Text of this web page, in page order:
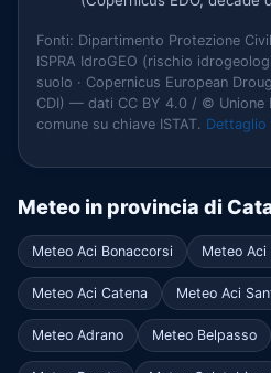
Fonti: Dipartimento Protezione
ISPRA IdroGEO (rischio
suolo · Copernicus European
CDI) — dati CC BY 4.0 / © Unione
comune su chiave ISTAT. Dettaglio
Meteo in provincia di
Meteo Aci Bonaccorsi Meteo Aci
Meteo Aci Catena Meteo Aci
Meteo Adrano Meteo Belpasso